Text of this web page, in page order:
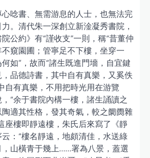
唸書、無需游息的人士，也無法完
。清代朱一深創立新淦凝秀書院，
公約》有“謹收支”一則，稱“昔董仲
窺園圃；管寧足不下樓，坐穿一
如”，故而“諸生既進門墻，自宜鍵
品德詩書，其中自有真樂，又奚佚
自有真樂，不用把時光用在游覽
“余于書院內構一樓，諸生誦讀之
適其性格，發其奇氣，較之阛阓雜
座樓即靜遠樓，朱氏后來寫了《靜
：“樓名靜遠，地頗清佳，水送綠
山橫青于幾上……署為八景，蓋選